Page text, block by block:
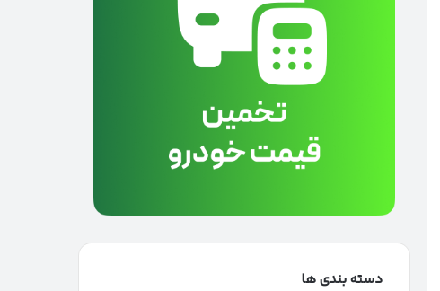
دسته بندی ها